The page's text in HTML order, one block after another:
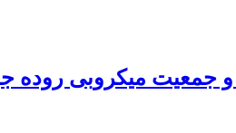
و جمعیت میکروبی روده